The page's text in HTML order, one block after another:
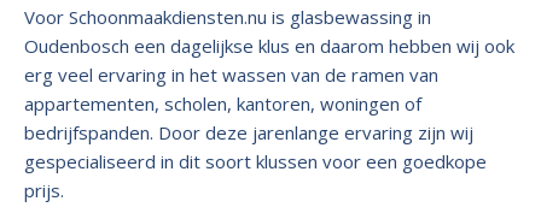
Voor Schoonmaakdiensten.nu is glasbewassing in
Oudenbosch een dagelijkse klus en daarom hebben wij ook
erg veel ervaring in het wassen van de ramen van
appartementen, scholen, kantoren, woningen of
bedrijfspanden. Door deze jarenlange ervaring zijn wij
gespecialiseerd in dit soort klussen voor een goedkope
prijs.